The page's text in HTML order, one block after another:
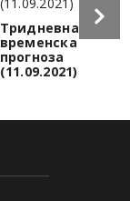
Тридневна
временска
прогноза
(11.09.2021)